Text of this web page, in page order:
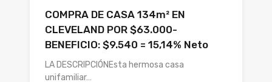
COMPRA DE CASA 134m² EN
CLEVELAND POR $63.000-
BENEFICIO: $9.540 = 15,14% Neto
LA DESCRIPCIÓNEsta hermosa casa
unifamiliar…